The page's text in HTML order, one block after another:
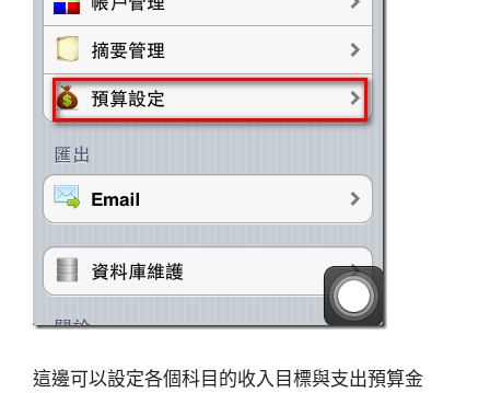
這邊可以設定各個科目的收入目標與支出預算金